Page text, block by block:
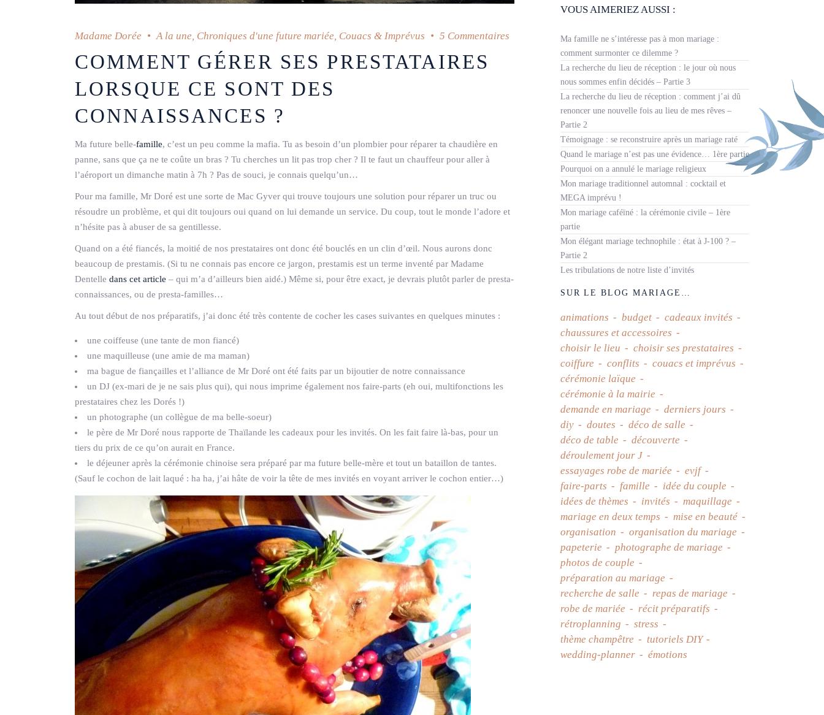
Madame Dorée A la une Chroniques d'une future mariée Couacs & Imprévus 5 Commentaires
COMMENT GÉRER SES PRESTATAIRES
LORSQUE CE SONT DES
CONNAISSANCES ?
Ma future belle-famille, c’est un peu comme la mafia. Tu as besoin d’un plombier pour réparer ta chaudière en
panne, sans que ça ne te coûte un bras ? Tu cherches un lit pas trop cher ? Il te faut un chauffeur pour aller à
l’aéroport un dimanche matin à 7h ? Pas de souci, je connais quelqu’un…
Pour ma famille, Mr Doré est une sorte de Mac Gyver qui trouve toujours une solution pour réparer un truc ou
résoudre un problème, et qui dit toujours oui quand on lui demande un service. Du coup, tout le monde l’adore et
n’hésite pas à abuser de sa gentillesse.
Quand on a été fiancés, la moitié de nos prestataires ont donc été bouclés en un clin d’œil. Nous aurons donc
beaucoup de prestamis. (Si tu ne connais pas encore ce jargon, prestamis est un terme inventé par Madame
Dentelle dans cet article – qui m’a d’ailleurs bien aidé.) Même si, pour être exact, je devrais plutôt parler de presta-
connaissances, ou de presta-familles…
Au tout début de nos préparatifs, j’ai donc été très contente de cocher les cases suivantes en quelques minutes :
une coiffeuse (une tante de mon fiancé)
une maquilleuse (une amie de ma maman)
ma bague de fiançailles et l’alliance de Mr Doré ont été faits par un bijoutier de notre connaissance
un DJ (ex-mari de je ne sais plus qui), qui nous imprime également nos faire-parts (eh oui, multifonctions les
prestataires chez les Dorés !)
un photographe (un collègue de ma belle-soeur)
le père de Mr Doré nous rapporte de Thaïlande les cadeaux pour les invités. On les fait faire là-bas, pour un
tiers du prix de ce qu’on aurait en France.
le déjeuner après la cérémonie chinoise sera préparé par ma future belle-mère et tout un bataillon de tantes.
(Sauf le cochon de lait laqué : ha ha, j’ai hâte de voir la tête de mes invités en voyant arriver le cochon entier…)
VOUS AIMERIEZ AUSSI :
Ma famille ne s’intéresse pas à mon mariage :
comment surmonter ce dilemme ?
La recherche du lieu de réception : le jour où nous
nous sommes enfin décidés – Partie 3
La recherche du lieu de réception : comment j’ai dû
renoncer une nouvelle fois au lieu de mes rêves –
Partie 2
Témoignage : se reconstruire après un mariage raté
Quand le mariage n’est pas une évidence… 1ère partie
Pourquoi on a annulé le mariage religieux
Mon mariage traditionnel automnal : cocktail et
MEGA imprévu !
Mon mariage caféïné : la cérémonie civile – 1ère
partie
Mon élégant mariage technophile : état à J-100 ? –
Partie 2
Les tribulations de notre liste d’invités
SUR LE BLOG MARIAGE…
animations budget
cadeaux invités
chaussures et accessoires
choisir le lieu
choisir ses prestataires
coiffure
conflits
couacs et imprévus
cérémonie laïque
cérémonie à la mairie
demande en mariage
derniers jours
diy
doutes
déco de salle
déco de table
découverte
déroulement jour J
essayages robe de mariée
evjf
faire-parts
famille
idée du couple
idées de thèmes
invités
maquillage
mariage en deux temps
mise en beauté
organisation
organisation du mariage
papeterie
photographe de mariage
photos de couple
préparation au mariage
recherche de salle
repas de mariage
robe de mariée
récit préparatifs
rétroplanning
stress
thème champêtre
tutoriels DIY
wedding-planner
émotions